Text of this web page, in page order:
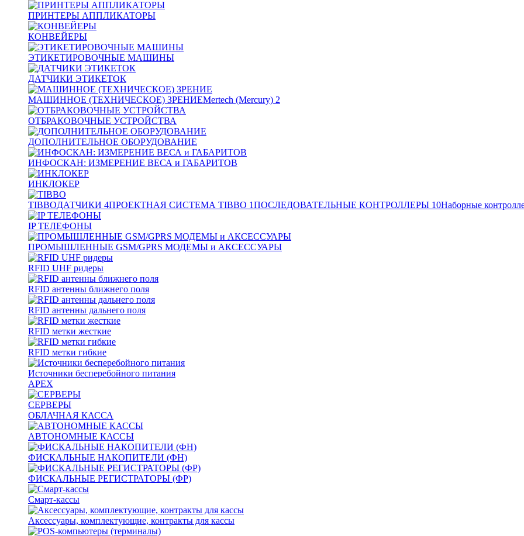
ПРИНТЕРЫ АППЛИКАТОРЫ
КОНВЕЙЕРЫ
ЭТИКЕТИРОВОЧНЫЕ МАШИНЫ
ДАТЧИКИ ЭТИКЕТОК
МАШИННОЕ (ТЕХНИЧЕСКОЕ) ЗРЕНИЕMertech (Mercury) 2
ОТБРАКОВОЧНЫЕ УСТРОЙСТВА
ДОПОЛНИТЕЛЬНОЕ ОБОРУДОВАНИЕ
ИНФОСКАН: ИЗМЕРЕНИЕ ВЕСА и ГАБАРИТОВ
ИНКЛОКЕР
TIBBOДАТЧИКИ 4ПРОЕКТНАЯ СИСТЕМА TIBBO 1ПОСЛЕДОВАТЕЛЬНЫЕ КОНТРОЛЛЕРЫ 10Наборные
IP ТЕЛЕФОНЫ
ПРОМЫШЛЕННЫЕ GSM/GPRS МОДЕМЫ и АКСЕССУАРЫ
RFID UHF ридеры
RFID антенны ближнего поля
RFID антенны дальнего поля
RFID метки жесткие
RFID метки гибкие
Источники бесперебойного питания
APEX
СЕРВЕРЫ
ОБЛАЧНАЯ КАССА
АВТОНОМНЫЕ КАССЫ
ФИСКАЛЬНЫЕ НАКОПИТЕЛИ (ФН)
ФИСКАЛЬНЫЕ РЕГИСТРАТОРЫ (ФР)
Смарт-кассы
Аксессуары, комплектующие, контракты для кассы